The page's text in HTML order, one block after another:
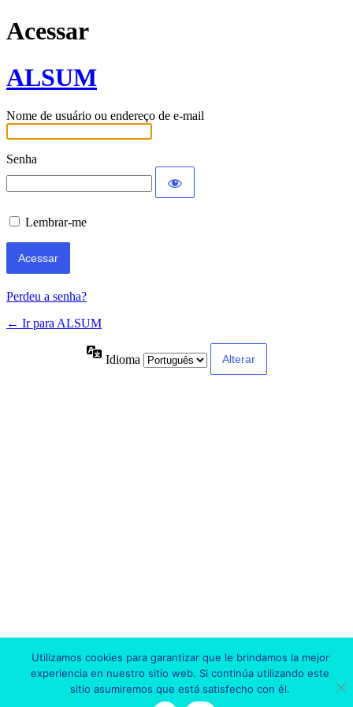
Acessar
ALSUM
Nome de usuário ou endereço de e-mail
Senha
Lembrar-me
Perdeu a senha?
← Ir para ALSUM
Idioma
Utilizamos cookies para garantizar que le brindamos la mejor
experiencia en nuestro sitio web. Si continúa utilizando este
sitio asumiremos que está satisfecho con él.